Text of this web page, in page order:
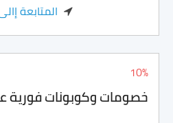
المتابعة
10%
خصومات وكوبونات فورية